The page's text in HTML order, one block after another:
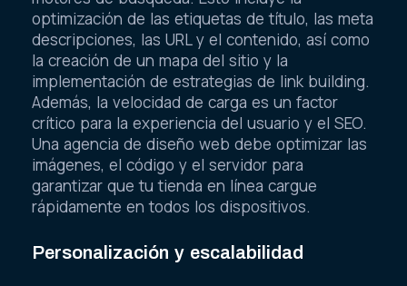
optimización de las etiquetas de título, las meta
descripciones, las URL y el contenido, así como
la creación de un mapa del sitio y la
implementación de estrategias de link building.
Además, la velocidad de carga es un factor
crítico para la experiencia del usuario y el SEO.
Una agencia de diseño web debe optimizar las
imágenes, el código y el servidor para
garantizar que tu tienda en línea cargue
rápidamente en todos los dispositivos.
Personalización y escalabilidad